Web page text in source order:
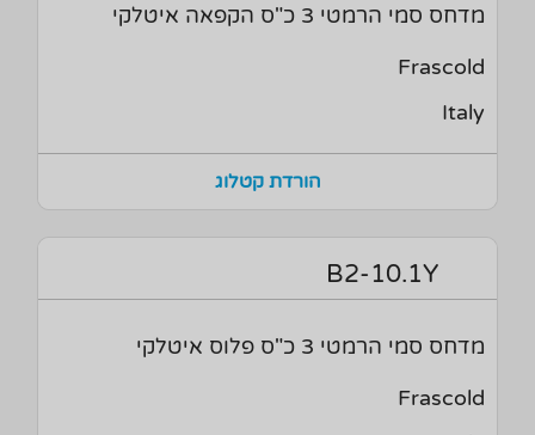
מדחס סמי הרמטי 3 כ"ס הקפאה איטלקי
Frascold
Italy
הורדת קטלוג
B2-10.1Y
מדחס סמי הרמטי 3 כ"ס פלוס איטלקי
Frascold